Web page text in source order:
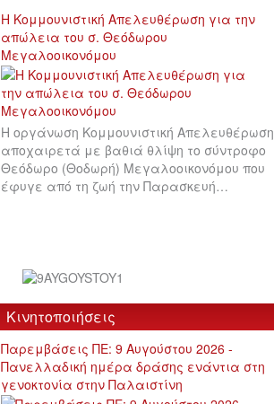
Η Κομμουνιστική Απελευθέρωση για την
απώλεια του σ. Θεόδωρου
Μεγαλοοικονόμου
Η οργάνωση Κομμουνιστική Απελευθέρωση
αποχαιρετά με βαθιά θλίψη το σύντροφο
Θεόδωρο (Θοδωρή) Μεγαλοοικονόμου που
έφυγε από τη ζωή την Παρασκευή…
Κινητοποιήσεις
Παρεμβάσεις ΠΕ: 9 Αυγούστου 2026 -
Πανελλαδική ημέρα δράσης ενάντια στη
γενοκτονία στην Παλαιστίνη